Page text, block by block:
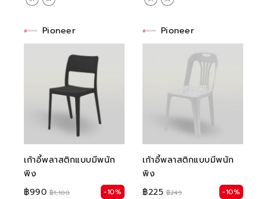
Pioneer
เก้าอี้พลาสติกแบบมีพนัก
พิง
฿990 ฿1,100 -10%
Pioneer
เก้าอี้พลาสติกแบบมีพนัก
พิง
฿225 ฿249 -10%